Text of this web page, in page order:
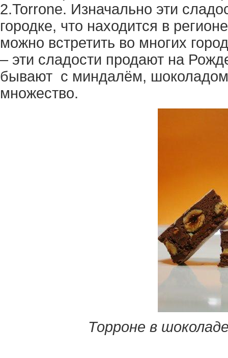
2.Torrone. Изначально эти
городке, что находится в
можно встретить во многих
– эти сладости продают на
бывают с миндалём,
множество.
Торроне в